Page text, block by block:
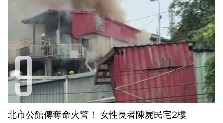
北市公館傳奪命火警！ 女性長者陳屍民宅2樓